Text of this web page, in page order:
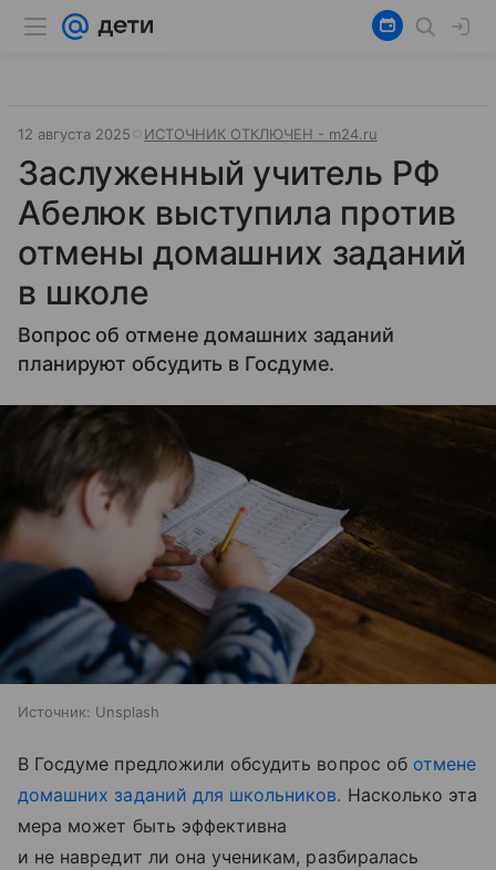
12 августа 2025 ИСТОЧНИК ОТКЛЮЧЕН - m24.ru
Заслуженный учитель РФ
Абелюк выступила против
отмены домашних заданий
в школе
Вопрос об отмене домашних заданий
планируют обсудить в Госдуме.
Источник: Unsplash
В Госдуме предложили обсудить вопрос об отмене
домашних заданий для школьников. Насколько эта
мера может быть эффективна
и не навредит ли она ученикам, разбиралась